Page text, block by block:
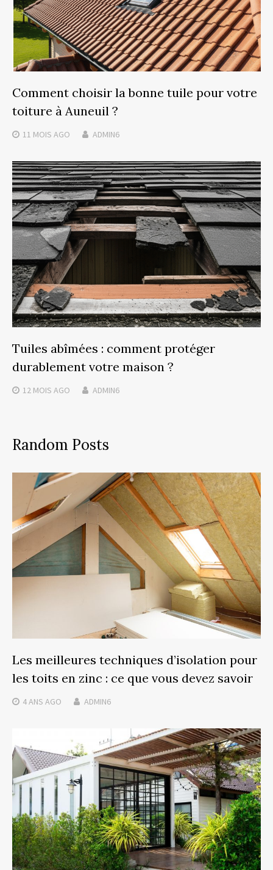
Comment choisir la bonne tuile pour votre
toiture à Auneuil ?
11 MOIS AGO ADMIN6
Tuiles abîmées : comment protéger
durablement votre maison ?
12 MOIS AGO ADMIN6
Random Posts
Les meilleures techniques d’isolation pour
les toits en zinc : ce que vous devez savoir
4 ANS AGO ADMIN6